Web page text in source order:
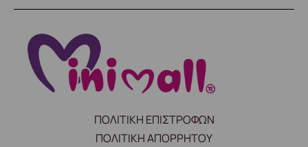
ΠΟΛΙΤΙΚΗ ΕΠΙΣΤΡΟΦΩΝ
ΠΟΛΙΤΙΚΗ ΑΠΟΡΡΗΤΟΥ